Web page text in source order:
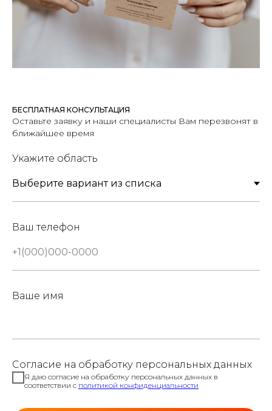
БЕСПЛАТНАЯ КОНСУЛЬТАЦИЯ
Оставьте заявку и наши специалисты Вам перезвонят в
ближайшее время
Укажите область
Ваш телефон
Ваше имя
Согласие на обработку персональных данных
Я даю согласие на обработку персональных данных в
соответствии с политикой конфиденциальности